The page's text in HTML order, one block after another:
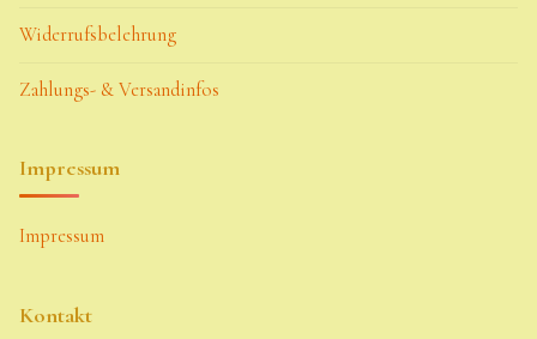
Widerrufsbelehrung
Zahlungs- & Versandinfos
Impressum
Impressum
Kontakt